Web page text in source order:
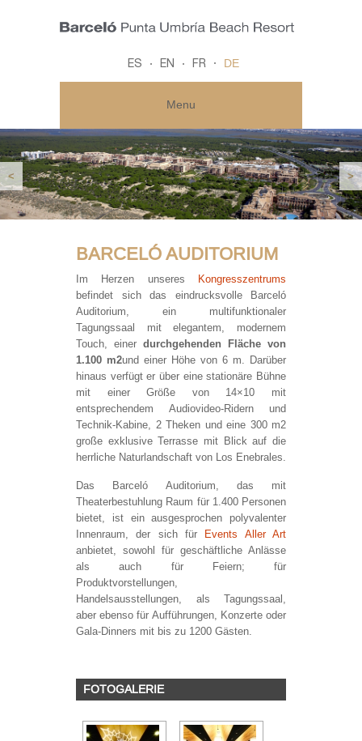
ES EN FR DE
Menu
< >
BARCELÓ AUDITORIUM
Im Herzen unseres
Kongresszentrums
befindet sich das eindrucksvolle Barceló
Auditorium, ein multifunktionaler
Tagungssaal mit elegantem, modernem
Touch, einer durchgehenden Fläche von
1.100 m2und einer Höhe von 6 m. Darüber
hinaus verfügt er über eine stationäre Bühne
mit einer Größe von 14×10 mit
entsprechendem Audiovideo-Ridern und
Technik-Kabine, 2 Theken und eine 300 m2
große exklusive Terrasse mit Blick auf die
herrliche Naturlandschaft von Los Enebrales.
Das Barceló Auditorium, das mit
Theaterbestuhlung Raum für 1.400 Personen
bietet, ist ein ausgesprochen polyvalenter
Innenraum, der sich für
Events Aller Art
anbietet, sowohl für geschäftliche Anlässe
als auch für Feiern; für
Produktvorstellungen,
Handelsausstellungen, als Tagungssaal,
aber ebenso für Aufführungen, Konzerte oder
Gala-Dinners mit bis zu 1200 Gästen.
FOTOGALERIE